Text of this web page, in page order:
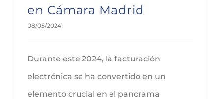
en Cámara Madrid
08/05/2024
Durante este 2024, la facturación
electrónica se ha convertido en un
elemento crucial en el panorama